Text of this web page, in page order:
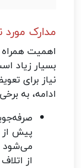
مدارک مورد
اهمیت
بسیار زیاد
نیاز برای
ادامه، به
پیش از
می‌شود
از